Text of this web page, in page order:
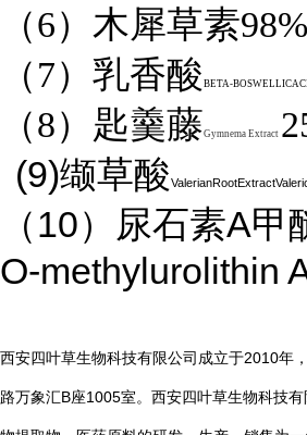
（6）木犀草素98%
（7）乳香酸 BETA-
（8）匙羹藤Gymnema Extract
(9)缬草酸
（10）尿石素A甲
O-methylurolithin
西安四叶草生物科技有限公司成立于2010年
路万象汇B座1005室。西安四叶草生物科技